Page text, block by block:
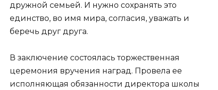
дружной семьей. И нужно сохранять это
единство, во имя мира, согласия, уважать и
беречь друг друга.
В заключение состоялась торжественная
церемония вручения наград. Провела ее
исполняющая обязанности директора школы